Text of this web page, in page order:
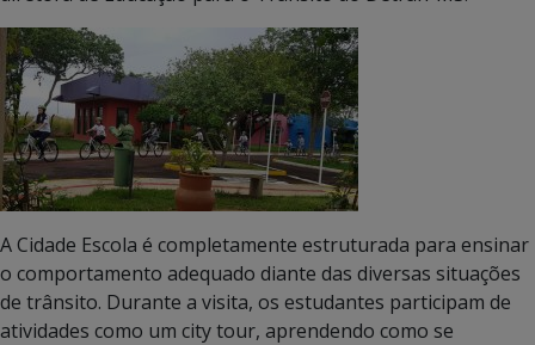
A Cidade Escola é completamente estruturada para ensinar
o comportamento adequado diante das diversas situações
de trânsito. Durante a visita, os estudantes participam de
atividades como um city tour, aprendendo como se